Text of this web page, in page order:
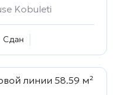
Kobuleti
Сдан